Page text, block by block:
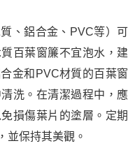
、鋁合金、PVC等）可
百葉窗簾不宜泡水，建
金和PVC材質的百葉窗
洗。在清潔過程中，應
損傷葉片的塗層。定期
並保持其美觀。